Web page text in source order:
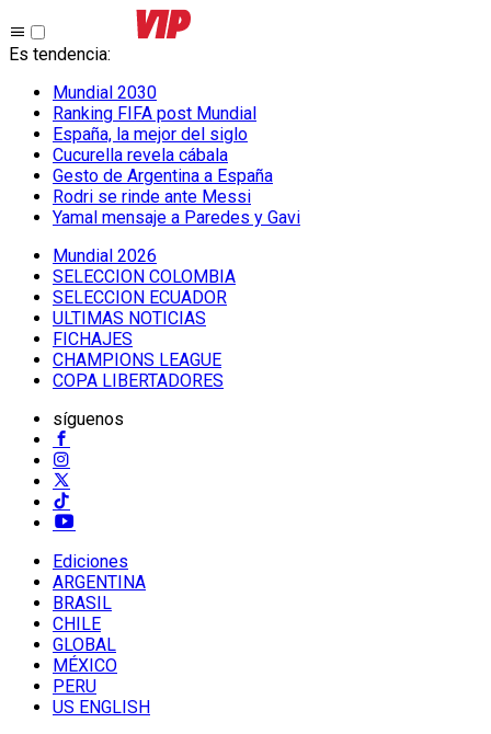
Es tendencia:
Mundial 2030
Ranking FIFA post Mundial
España, la mejor del siglo
Cucurella revela cábala
Gesto de Argentina a España
Rodri se rinde ante Messi
Yamal mensaje a Paredes y Gavi
Mundial 2026
SELECCION COLOMBIA
SELECCION ECUADOR
ULTIMAS NOTICIAS
FICHAJES
CHAMPIONS LEAGUE
COPA LIBERTADORES
síguenos
Ediciones
ARGENTINA
BRASIL
CHILE
GLOBAL
MÉXICO
PERU
US ENGLISH